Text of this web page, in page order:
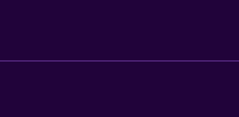
a 41 km. El aeropuerto (Aeropuerto de